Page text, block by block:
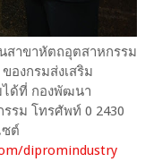
สาขาหัตถอุตสาหกรรม
องกรมส่งเสริม
ได้ที่ กองพัฒนา
รม โทรศัพท์ 0 2430
ซต์
dipromindustry